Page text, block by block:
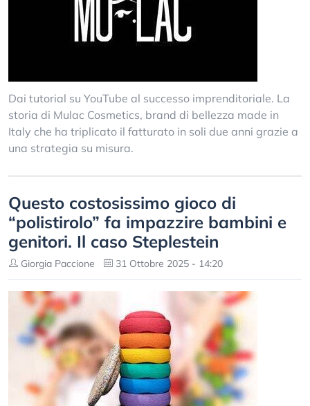
Dai tutorial su YouTube al successo imprenditoriale. La
storia di Mulac Cosmetics, brand di bellezza made in
Italy che ha triplicato il fatturato in soli due anni grazie a
una strategia su misura.
Questo costosissimo gioco di
“polistirolo” fa impazzire bambini e
genitori. Il caso Steplestein
Giorgia Paccione 31 Ottobre 2025 - 14:20